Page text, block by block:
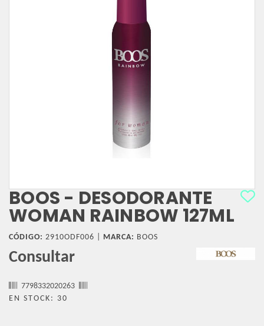
BOOS - DESODORANTE
WOMAN RAINBOW 127ML
CÓDIGO: 2910ODF006 | MARCA: BOOS
Consultar
7798332020263
EN STOCK: 30